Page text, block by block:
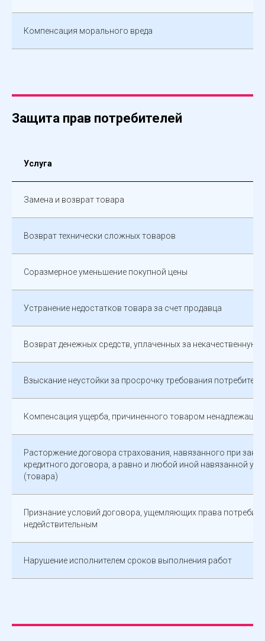
Компенсация морального вреда
Защита прав потребителей
Услуга
Замена и возврат товара
Возврат технически сложных товаров
Соразмерное уменьшение покупной цены
Устранение недостатков товара за счет продавца
Возврат денежных средств, уплаченных за некачественную
Взыскание неустойки за просрочку требования потребителя
Компенсация ущерба, причиненного товаром
Расторжение договора страхования, навязанного при
кредитного договора, а равно и любой иной навязанной
(товара)
Признание условий договора, ущемляющих права
недействительным
Нарушение исполнителем сроков выполнения работ